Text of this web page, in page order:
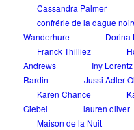
Cassandra Palmer
confrérie de la dague
Wanderhure
Dorina
Franck Thilliez
Andrews
Iny Lorentz
Rardin
Jussi Adler-
Karen Chance
Giebel
lauren oliver
Maison de la Nuit